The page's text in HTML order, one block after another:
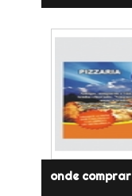
onde